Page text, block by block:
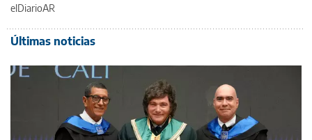
elDiarioAR
Últimas noticias